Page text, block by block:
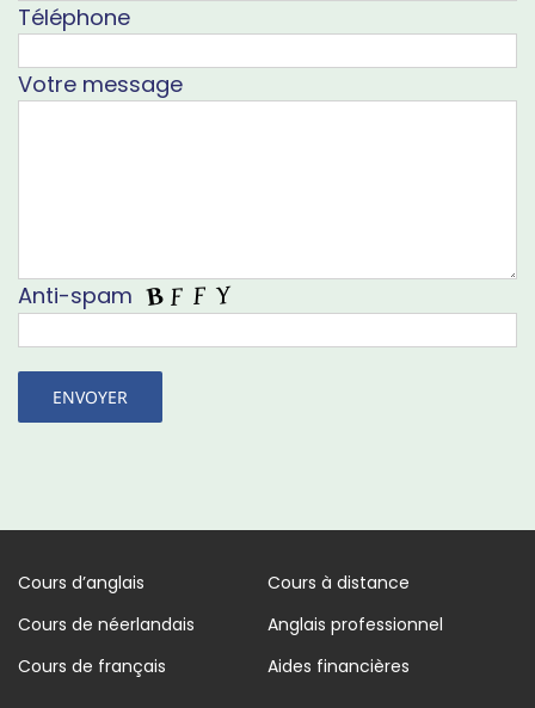
Téléphone
Votre message
Anti-spam
Cours d’anglais
Cours de néerlandais
Cours de français
Cours à distance
Anglais professionnel
Aides financières